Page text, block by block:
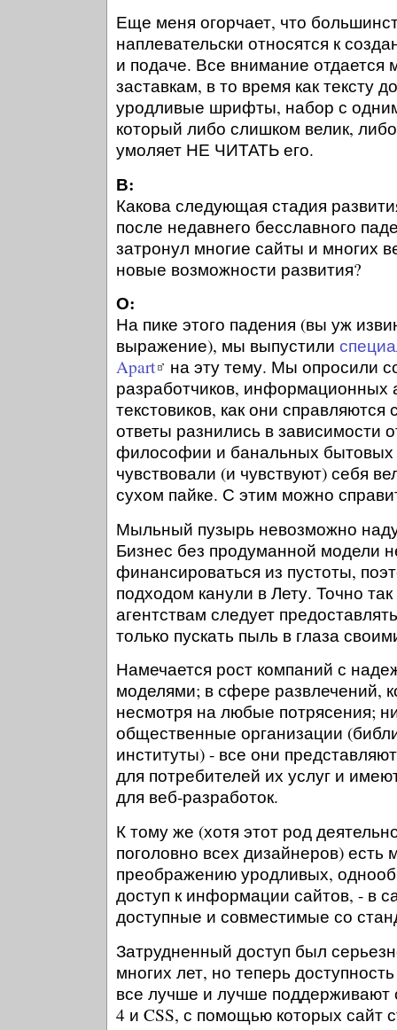
Еще меня огорчает, что
наплевательски относятся к
и подаче. Все внимание
заставкам, в то время как тексту
уродливые шрифты, набор с
который либо слишком велик,
умоляет НЕ ЧИТАТЬ его.
В:
Какова следующая стадия
после недавнего бесславного
затронул многие сайты и многих
новые возможности развития?
О:
На пике этого падения (вы уж
выражение), мы выпустили
Apart
на эту тему. Мы опросили
разработчиков, информационных
текстовиков, как они справляются
ответы разнились в зависимости
философии и банальных бытовых
чувствовали (и чувствуют) себя
сухом пайке. С этим можно
Мыльный пузырь невозможно
Бизнес без продуманной модели
финансироваться из пустоты,
подходом канули в Лету. Точно
агентствам следует
только пускать пыль в глаза
Намечается рост компаний с
моделями; в сфере развлечений,
несмотря на любые потрясения;
общественные организации
институты) - все они
для потребителей их услуг и
для веб-разработок.
К тому же (хотя этот род
поголовно всех дизайнеров) есть
преображению уродливых,
доступ к информации сайтов, - в
доступные и совместимые со
Затрудненный доступ был
многих лет, но теперь
все лучше и лучше поддерживают
4 и CSS, с помощью которых сайт